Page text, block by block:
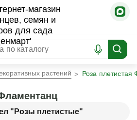
растений Роза плетистая
"Розы плетистые"